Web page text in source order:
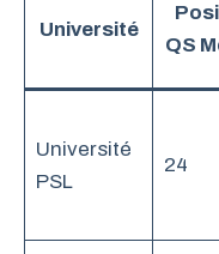
Université
QS
Université
PSL
24